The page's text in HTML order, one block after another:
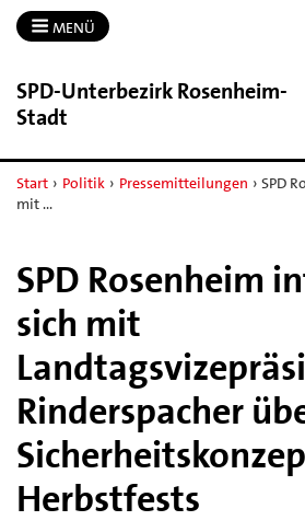
MENÜ
SPD-​Unterbezirk Rosenheim-​
Stadt
Start › Politik › Pressemitteilungen › SPD
mit …
SPD Rosenheim
sich mit
Rinderspacher
Herbstfests